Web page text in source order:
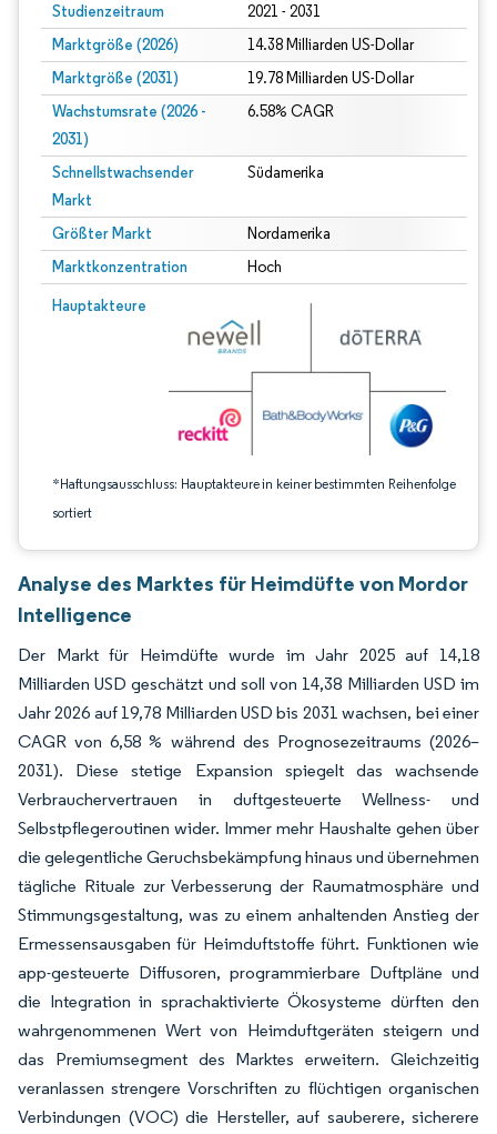
Studienzeitraum 2021 - 2031
Marktgröße (2026) 14.38 Milliarden US-Dollar
Marktgröße (2031) 19.78 Milliarden US-Dollar
Wachstumsrate (2026 -
2031)
6.58% CAGR
Schnellstwachsender
Markt
Südamerika
Größter Markt Nordamerika
Marktkonzentration Hoch
Hauptakteure
*Haftungsausschluss: Hauptakteure in keiner bestimmten Reihenfolge
sortiert
Bild © Mordor Intelligence. Wiederverwendung erfordert Namensnennung
Analyse des Marktes für Heimdüfte von Mordor
Intelligence
Der Markt für Heimdüfte wurde im Jahr 2025 auf 14,18
Milliarden USD geschätzt und soll von 14,38 Milliarden USD im
Jahr 2026 auf 19,78 Milliarden USD bis 2031 wachsen, bei einer
CAGR von 6,58 % während des Prognosezeitraums (2026–
2031). Diese stetige Expansion spiegelt das wachsende
Verbrauchervertrauen in duftgesteuerte Wellness- und
Selbstpflegeroutinen wider. Immer mehr Haushalte gehen über
die gelegentliche Geruchsbekämpfung hinaus und übernehmen
tägliche Rituale zur Verbesserung der Raumatmosphäre und
Stimmungsgestaltung, was zu einem anhaltenden Anstieg der
Ermessensausgaben für Heimduftstoffe führt. Funktionen wie
app-gesteuerte Diffusoren, programmierbare Duftpläne und
die Integration in sprachaktivierte Ökosysteme dürften den
wahrgenommenen Wert von Heimduftgeräten steigern und
das Premiumsegment des Marktes erweitern. Gleichzeitig
veranlassen strengere Vorschriften zu flüchtigen organischen
Verbindungen (VOC) die Hersteller, auf sauberere, sicherere